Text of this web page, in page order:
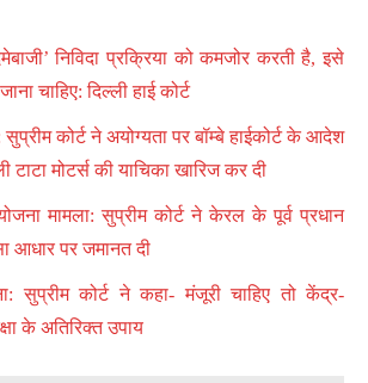
निविदा प्रक्रिया को कमजोर करती है, इसे
चाहिए: दिल्ली हाई कोर्ट
सुप्रीम कोर्ट ने अयोग्यता पर बॉम्बे हाईकोर्ट के आदेश
टाटा मोटर्स की याचिका खारिज कर दी
मामला: सुप्रीम कोर्ट ने केरल के पूर्व प्रधान
आधार पर जमानत दी
सुप्रीम कोर्ट ने कहा- मंजूरी चाहिए तो केंद्र-
के अतिरिक्त उपाय